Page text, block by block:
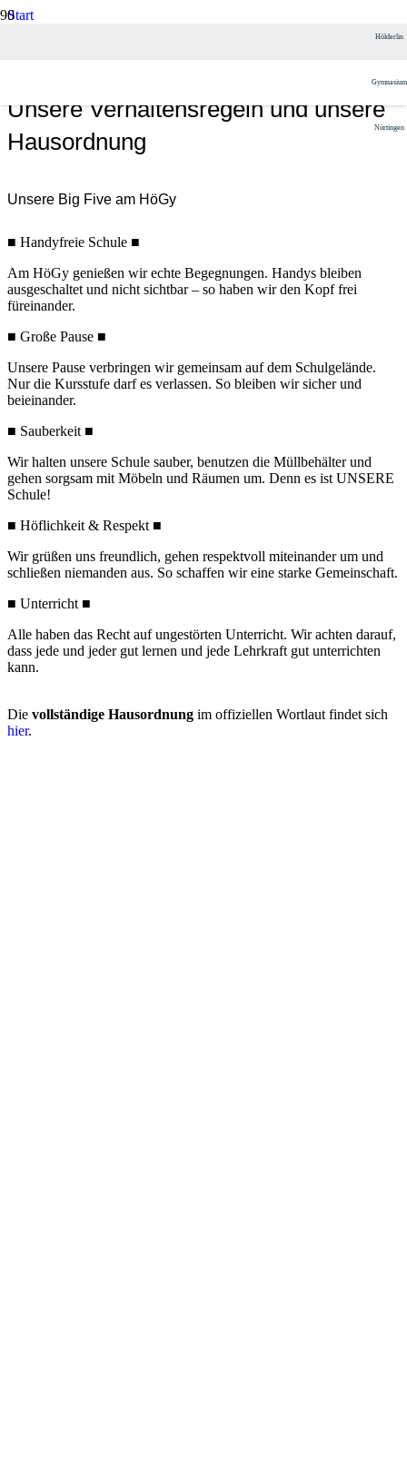
Hölderlin
Gymnasium
Nürtingen
Start
Unsere Verhaltensregeln und unsere
Hausordnung
Unsere Big Five am HöGy
■ Handyfreie Schule ■
Am HöGy genießen wir echte Begegnungen. Handys bleiben
ausgeschaltet und nicht sichtbar – so haben wir den Kopf frei
füreinander.
■ Große Pause ■
Unsere Pause verbringen wir gemeinsam auf dem Schulgelände.
Nur die Kursstufe darf es verlassen. So bleiben wir sicher und
beieinander.
■ Sauberkeit ■
Wir halten unsere Schule sauber, benutzen die Müllbehälter und
gehen sorgsam mit Möbeln und Räumen um. Denn es ist UNSERE
Schule!
■ Höflichkeit & Respekt ■
Wir grüßen uns freundlich, gehen respektvoll miteinander um und
schließen niemanden aus. So schaffen wir eine starke Gemeinschaft.
■ Unterricht ■
Alle haben das Recht auf ungestörten Unterricht. Wirachten darauf,
dass jede und jeder gut lernen und jede Lehrkraft gut unterrichten
kann.
Die vollständige Hausordnung im offiziellen Wortlaut findet sich
hier.